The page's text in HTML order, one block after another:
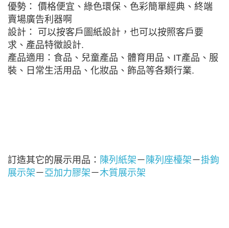
優勢： 價格便宜、綠色環保、色彩簡單經典、終端
賣場廣告利器啊
設計： 可以按客戶圖紙設計，也可以按照客戶要
求、產品特徵設計.
產品適用：食品、兒童產品、體育用品、IT產品、服
裝、日常生活用品、化妝品、飾品等各類行業.
訂造其它的展示用品： 陳列紙架－ 陳列座檯架－掛鉤
展示架－亞加力膠架－木質展示架